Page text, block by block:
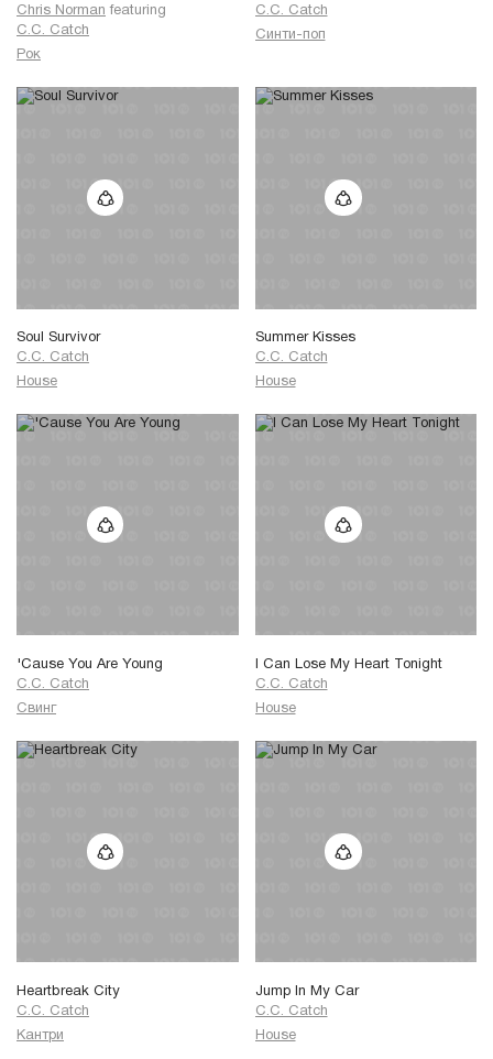
Chris Norman featuring
C.C. Catch
Рок
C.C. Catch
Синти-поп
Soul Survivor
C.C. Catch
House
Summer Kisses
C.C. Catch
House
'Cause You Are Young
C.C. Catch
Свинг
I Can Lose My Heart Tonight
C.C. Catch
House
Heartbreak City
C.C. Catch
Кантри
Jump In My Car
C.C. Catch
House